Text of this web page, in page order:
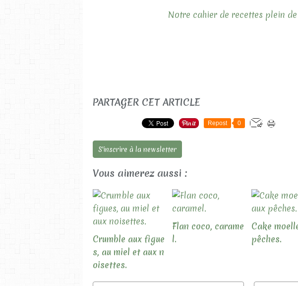
Notre cahier de recettes plein
PARTAGER CET ARTICLE
Repost 0
S'inscrire à la newsletter
Vous aimerez aussi :
Crumble aux figue
s, au miel et aux n
oisettes.
Flan coco, carame
l.
Cake
pêches.